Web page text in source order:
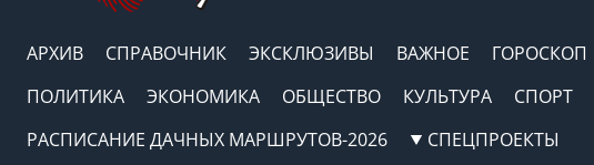
АРХИВ СПРАВОЧНИК ЭКСКЛЮЗИВЫ ВАЖНОЕ ГОРОСКОП
ПОЛИТИКА
ЭКОНОМИКА ОБЩЕСТВО КУЛЬТУРА СПОРТ
РАСПИСАНИЕ ДАЧНЫХ МАРШРУТОВ-2026
СПЕЦПРОЕКТЫ